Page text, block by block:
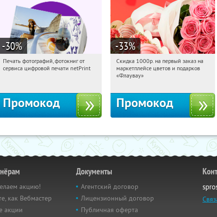
-30%
18:24:58 Получили:
Печать фотографий, фотокниг от
сервиса цифровой печати netPrint
Промокод
-33%
18:24:58 Получили:
Россия
Скидка 1000р. на первый заказ на
маркетплейсе цветов и подарков
«Флаувау»
Промокод
акцию!
как Вебмастер
акции
Документы
Агентский договор
Лицензионный договор
Публичная оферта